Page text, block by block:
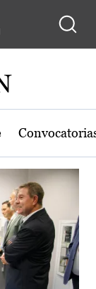
Castilla-